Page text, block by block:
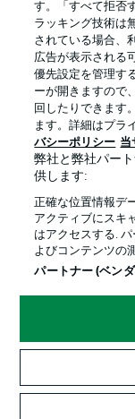
プライバシー
利用条件
求人
当サイトについ
©
す。「すべて拒否
ラッキング技術は
されている場合、
広告が表示される
優先設定を管理す
ーが開きますので
回したりできます
ます。詳細はプラ
バシーポリシー 当
弊社と弊社パー
供します:
正確な位置情報デ
アクティブにスキ
はアクセスする.
よびコンテンツの
パートナー (ベン